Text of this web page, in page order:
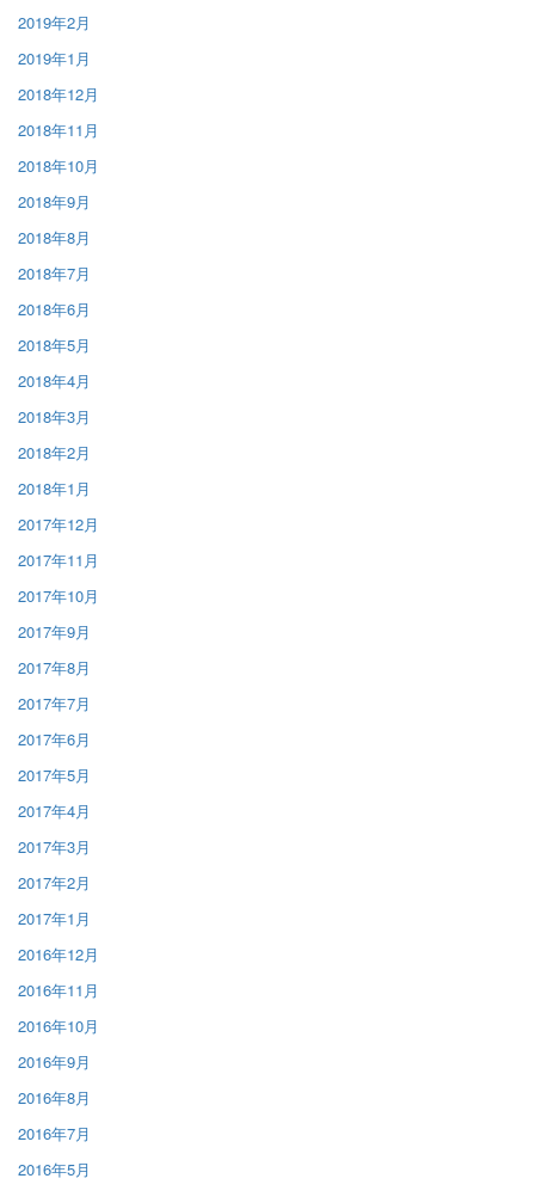
2019年2月
2019年1月
2018年12月
2018年11月
2018年10月
2018年9月
2018年8月
2018年7月
2018年6月
2018年5月
2018年4月
2018年3月
2018年2月
2018年1月
2017年12月
2017年11月
2017年10月
2017年9月
2017年8月
2017年7月
2017年6月
2017年5月
2017年4月
2017年3月
2017年2月
2017年1月
2016年12月
2016年11月
2016年10月
2016年9月
2016年8月
2016年7月
2016年5月